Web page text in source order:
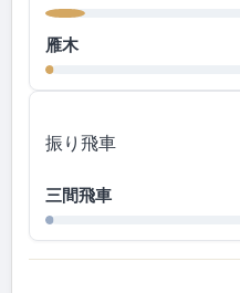
雁木
振り飛車
三間飛車